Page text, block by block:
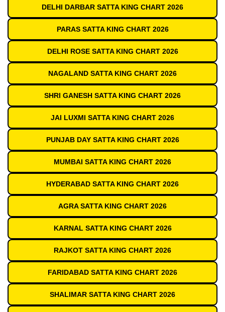
DELHI DARBAR SATTA KING CHART 2026
PARAS SATTA KING CHART 2026
DELHI ROSE SATTA KING CHART 2026
NAGALAND SATTA KING CHART 2026
SHRI GANESH SATTA KING CHART 2026
JAI LUXMI SATTA KING CHART 2026
PUNJAB DAY SATTA KING CHART 2026
MUMBAI SATTA KING CHART 2026
HYDERABAD SATTA KING CHART 2026
AGRA SATTA KING CHART 2026
KARNAL SATTA KING CHART 2026
RAJKOT SATTA KING CHART 2026
FARIDABAD SATTA KING CHART 2026
SHALIMAR SATTA KING CHART 2026